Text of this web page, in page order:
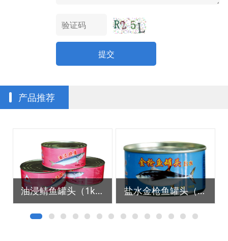
提交
产品推荐
油浸鲭鱼罐头（1kg） 盐水金枪鱼罐头（185g）